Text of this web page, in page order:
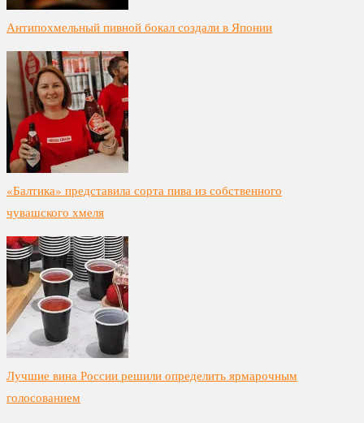
Антипохмельный пивной бокал создали в Японии
«Балтика» представила сорта пива из собственного
чувашского хмеля
Лучшие вина России решили определить ярмарочным
голосованием